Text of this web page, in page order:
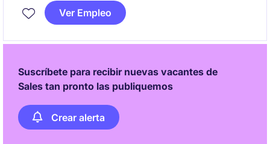
crecimiento. Un rol clave para hunters estratégicos
que quieren impactar negocio real y escalar cuentas
Ver Empleo
Suscríbete para recibir nuevas vacantes de
Sales tan pronto las publiquemos
Crear alerta